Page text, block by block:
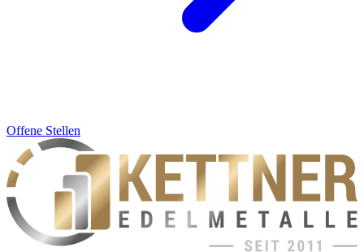
Offene Stellen